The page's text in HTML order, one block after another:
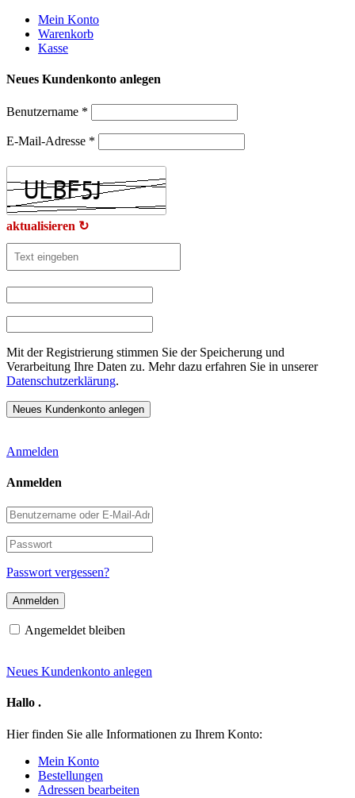
Weiter
zum
Inhalt
Mein Konto
Warenkorb
Kasse
Neues Kundenkonto anlegen
Benutzername *
E-Mail-Adresse *
aktualisieren ↻
Mit der Registrierung stimmen Sie der Speicherung und
Verarbeitung Ihre Daten zu. Mehr dazu erfahren Sie in unserer
Datenschutzerklärung.
Anmelden
Anmelden
Benutzername
oder
E-
Mail-
Adresse
Passwort
Passwort vergessen?
Angemeldet bleiben
Neues Kundenkonto anlegen
Hallo .
Hier finden Sie alle Informationen zu Ihrem Konto:
Mein Konto
Bestellungen
Adressen bearbeiten